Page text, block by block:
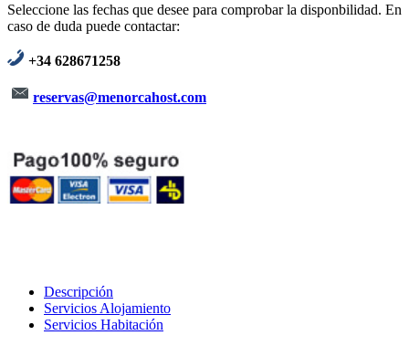
Seleccione las fechas que desee para comprobar la disponbilidad. En
caso de duda puede contactar:
+34 628671258
reservas@menorcahost.com
Descripción
Servicios Alojamiento
Servicios Habitación